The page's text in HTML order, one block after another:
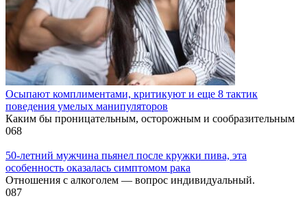
Осыпают комплиментами, критикуют и еще 8 тактик
поведения умелых манипуляторов
Каким бы проницательным, осторожным и сообразительным
068
50-летний мужчина пьянел после кружки пива, эта
особенность оказалась симптомом рака
Отношения с алкоголем — вопрос индивидуальный.
087